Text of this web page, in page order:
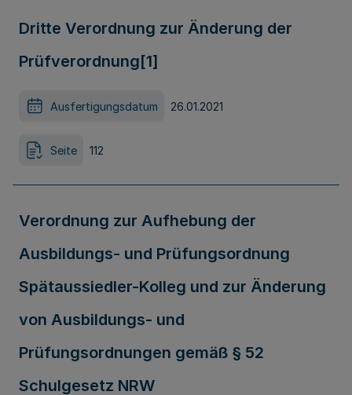
Dritte Verordnung zur Änderung der
Prüfverordnung[1]
Ausfertigungsdatum 26.01.2021
Seite 112
Verordnung zur Aufhebung der
Ausbildungs- und Prüfungsordnung
Spätaussiedler-Kolleg und zur Änderung
von Ausbildungs- und
Prüfungsordnungen gemäß § 52
Schulgesetz NRW